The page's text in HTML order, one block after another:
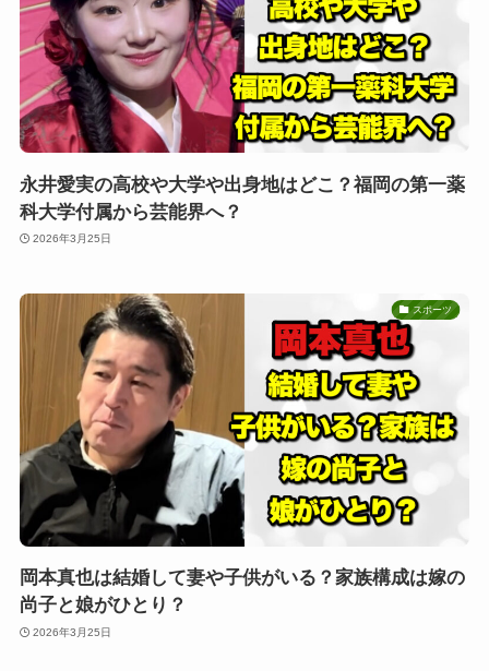
永井愛実の高校や大学や出身地はどこ？福岡の第一薬
科大学付属から芸能界へ？
2026年3月25日
スポーツ
岡本真也は結婚して妻や子供がいる？家族構成は嫁の
尚子と娘がひとり？
2026年3月25日